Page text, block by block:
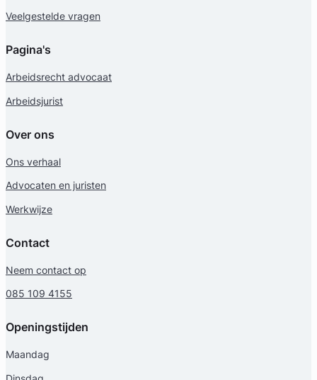
Veelgestelde vragen
Pagina's
Arbeidsrecht advocaat
Arbeidsjurist
Over ons
Ons verhaal
Advocaten en juristen
Werkwijze
Contact
Neem contact op
085 109 4155
Openingstijden
Maandag